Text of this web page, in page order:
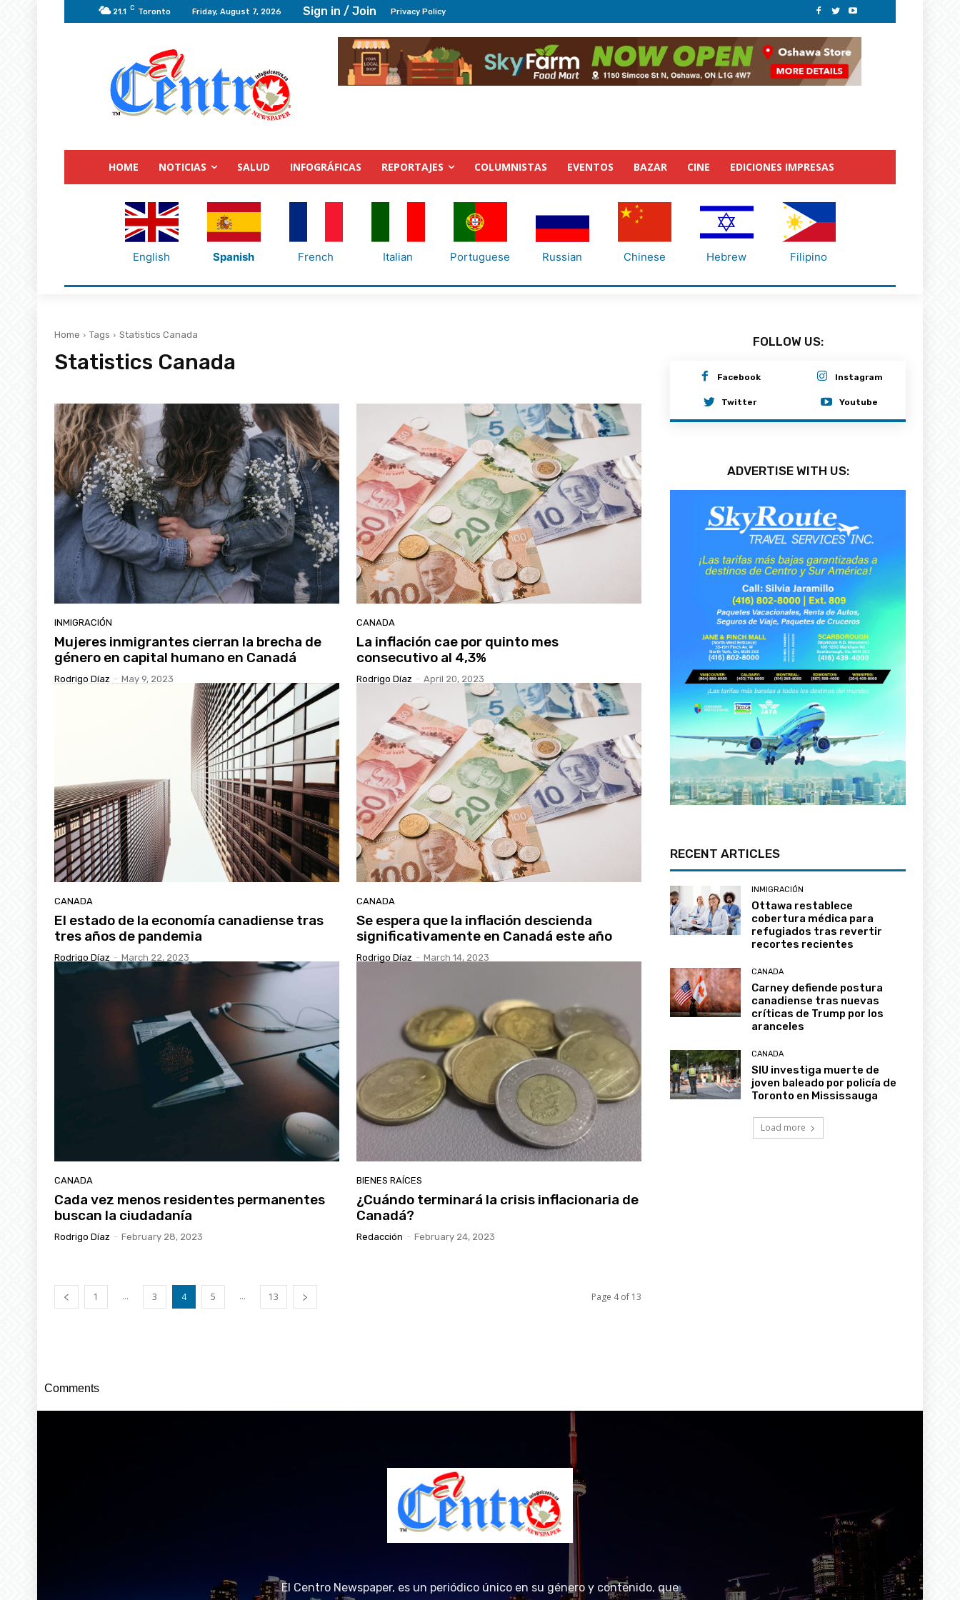
21.1 C Toronto Friday, August 7, 2026 Sign in / Join Privacy Policy
HOME NOTICIAS SALUD INFOGRÁFICAS REPORTAJES COLUMNISTAS EVENTOS BAZAR CINE EDICIONES IMPRESAS
English Spanish French Italian Portuguese Russian Chinese Hebrew Filipino
Home Tags Statistics Canada
Statistics Canada
INMIGRACIÓN
Mujeres inmigrantes cierran la brecha de
género en capital humano en Canadá
Rodrigo Díaz - May 9, 2023
CANADA
La inflación cae por quinto mes
consecutivo al 4,3%
Rodrigo Díaz - April 20, 2023
CANADA
El estado de la economía canadiense tras
tres años de pandemia
Rodrigo Díaz - March 22, 2023
CANADA
Se espera que la inflación descienda
significativamente en Canadá este año
Rodrigo Díaz - March 14, 2023
CANADA
Cada vez menos residentes permanentes
buscan la ciudadanía
Rodrigo Díaz - February 28, 2023
BIENES RAÍCES
¿Cuándo terminará la crisis inflacionaria de
Canadá?
Redacción - February 24, 2023
1 ... 3 4 5 ... 13 Page 4 of 13
FOLLOW US:
Facebook Instagram
Twitter Youtube
ADVERTISE WITH US:
RECENT ARTICLES
INMIGRACIÓN
Ottawa restablece
cobertura médica para
refugiados tras revertir
recortes recientes
CANADA
Carney defiende postura
canadiense tras nuevas
críticas de Trump por los
aranceles
CANADA
SIU investiga muerte de
joven baleado por policía de
Toronto en Mississauga
Load more
Comments
El Centro Newspaper, es un periódico único en su género y contenido, que